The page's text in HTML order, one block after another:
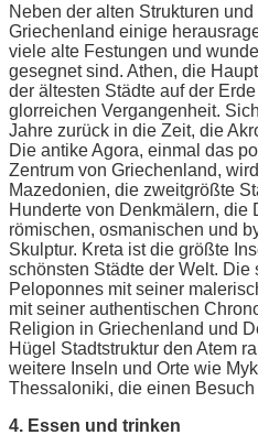
Neben der alten Strukturen
Griechenland einige
viele alte Festungen und
gesegnet sind. Athen, die
der ältesten Städte auf der
glorreichen Vergangenheit.
Jahre zurück in die Zeit, die
Die antike Agora, einmal das
Zentrum von Griechenland,
Mazedonien, die zweitgrößte
Hunderte von Denkmälern, die
römischen, osmanischen und
Skulptur. Kreta ist die größte
schönsten Städte der Welt. Die
Peloponnes mit seiner
mit seiner authentischen
Religion in Griechenland und
Hügel Stadtstruktur den Atem
weitere Inseln und Orte wie
Thessaloniki, die einen Besuch
4. Essen und trinken